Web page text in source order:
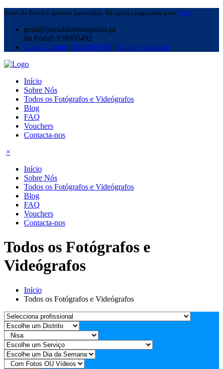
O uso do Portal é gratuito para todos. Há opções pagas para pros. FAQ.
geral@portaldosfotografos.pt
do Portal: 938905492
Login Cliente | REGISTAR | Login Fotógrafo
Início
Sobre Nós
Todos os Fotógrafos e Videógrafos
Blog
FAQ
Vouchers
Contacta-nos
×
Início
Sobre Nós
Todos os Fotógrafos e Videógrafos
Blog
FAQ
Vouchers
Contacta-nos
Todos os Fotógrafos e
Videógrafos
Início
Todos os Fotógrafos e Videógrafos